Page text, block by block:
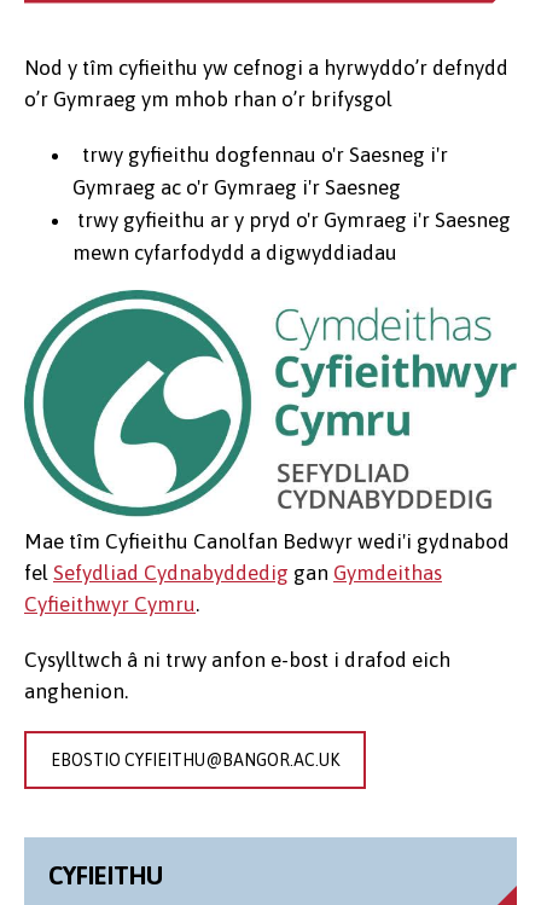
Nod y tîm cyfieithu yw cefnogi a hyrwyddo’r defnydd
o’r Gymraeg ym mhob rhan o’r brifysgol
trwy gyfieithu dogfennau o'r Saesneg i'r
Gymraeg ac o'r Gymraeg i'r Saesneg
trwy gyfieithu ar y pryd o'r Gymraeg i'r Saesneg
mewn cyfarfodydd a digwyddiadau
Mae tîm Cyfieithu Canolfan Bedwyr wedi'i gydnabod
fel Sefydliad Cydnabyddedig gan Gymdeithas
Cyfieithwyr Cymru.
Cysylltwch â ni trwy anfon e-bost i drafod eich
anghenion.
EBOSTIO CYFIEITHU@BANGOR.AC.UK
CYFIEITHU